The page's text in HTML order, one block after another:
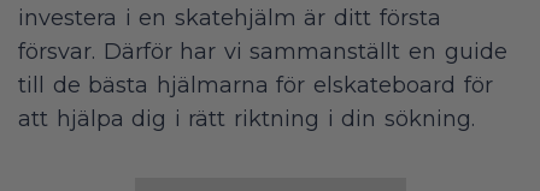
investera i en skatehjälm är ditt första
försvar. Därför har vi sammanställt en guide
till de bästa hjälmarna för elskateboard för
att hjälpa dig i rätt riktning i din sökning.